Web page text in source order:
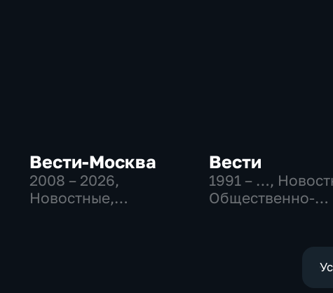
Вести-Москва
2008 – 2026,
Новостные,
Вести
1991 – …,
Общественно-